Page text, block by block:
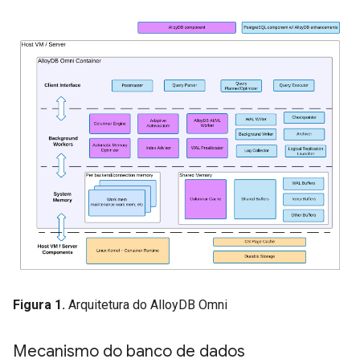
Figura 1. Arquitetura do AlloyDB Omni
Mecanismo do banco de dados